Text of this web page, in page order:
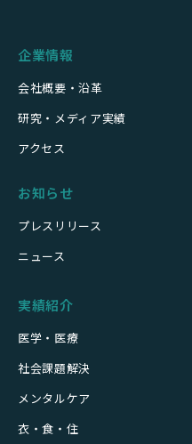
企業情報
会社概要・沿革
研究・メディア実績
アクセス
お知らせ
プレスリリース
ニュース
実績紹介
医学・医療
社会課題解決
メンタルケア
衣・食・住